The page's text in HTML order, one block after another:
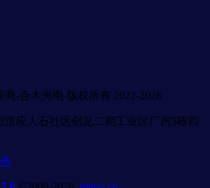
-合木光电 版权所有 2022-2028
应人石社区创见二期工业区厂房5栋四